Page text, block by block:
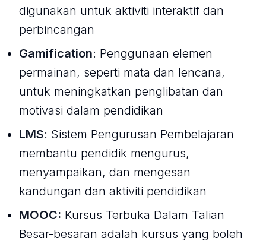
digunakan untuk aktiviti interaktif dan
perbincangan
Gamification: Penggunaan elemen
permainan, seperti mata dan lencana,
untuk meningkatkan penglibatan dan
motivasi dalam pendidikan
LMS: Sistem Pengurusan Pembelajaran
membantu pendidik mengurus,
menyampaikan, dan mengesan
kandungan dan aktiviti pendidikan
MOOC: Kursus Terbuka Dalam Talian
Besar-besaran adalah kursus yang boleh